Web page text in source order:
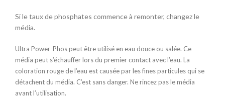
Si le taux de phosphates commence à remonter, changez le
média.
Ultra Power-Phos peut être utilisé en eau douce ou salée. Ce
média peut s’échauffer lors du premier contact avec l’eau. La
coloration rouge de l’eau est causée par les fines particules qui se
détachent du média. C’est sans danger. Ne rincez pas le média
avant l’utilisation.